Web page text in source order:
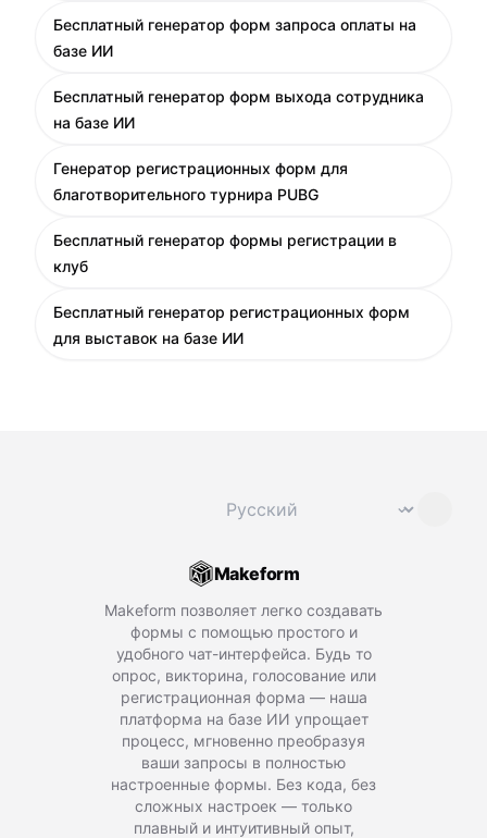
Бесплатный генератор форм запроса оплаты на
базе ИИ
Бесплатный генератор форм выхода сотрудника
на базе ИИ
Генератор регистрационных форм для
благотворительного турнира PUBG
Бесплатный генератор формы регистрации в
клуб
Бесплатный генератор регистрационных форм
для выставок на базе ИИ
⌄
Makeform
Makeform позволяет легко создавать
формы с помощью простого и
удобного чат-интерфейса. Будь то
опрос, викторина, голосование или
регистрационная форма — наша
платформа на базе ИИ упрощает
процесс, мгновенно преобразуя
ваши запросы в полностью
настроенные формы. Без кода, без
сложных настроек — только
плавный и интуитивный опыт,